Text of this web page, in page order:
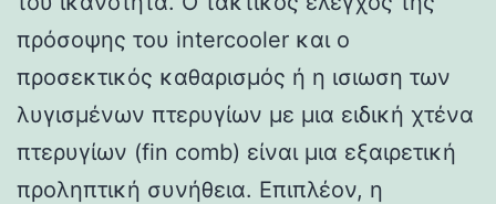
πρόσοψης του intercooler και ο
προσεκτικός καθαρισμός ή η ισιωση των
λυγισμένων πτερυγίων με μια ειδική χτένα
πτερυγίων (fin comb) είναι μια εξαιρετική
προληπτική συνήθεια. Επιπλέον, η